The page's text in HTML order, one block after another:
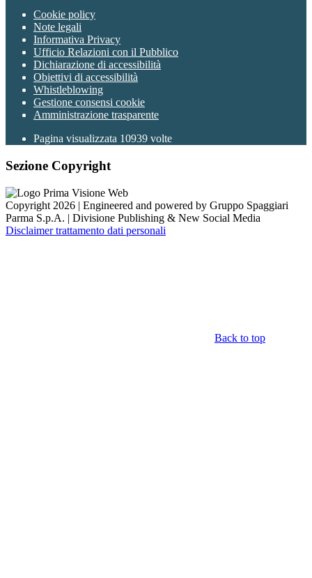
Cookie policy
Note legali
Informativa Privacy
Ufficio Relazioni con il Pubblico
Dichiarazione di accessibilità
Obiettivi di accessibilità
Whistleblowing
Gestione consensi cookie
Amministrazione trasparente
Pagina visualizzata 10939 volte
Sezione Copyright
Copyright 2026 | Engineered and powered by Gruppo Spaggiari
Parma S.p.A. | Divisione Publishing & New Social Media
Disclaimer trattamento dati personali
Back to top